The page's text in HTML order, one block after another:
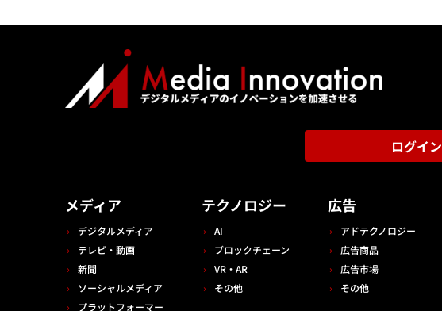
ログイン
メディア
デジタルメディア
テレビ・動画
新聞
ソーシャルメディア
プラットフォーマー
テクノロジー
AI
ブロックチェーン
VR・AR
その他
広告
アドテクノロジー
広告商品
広告市場
その他